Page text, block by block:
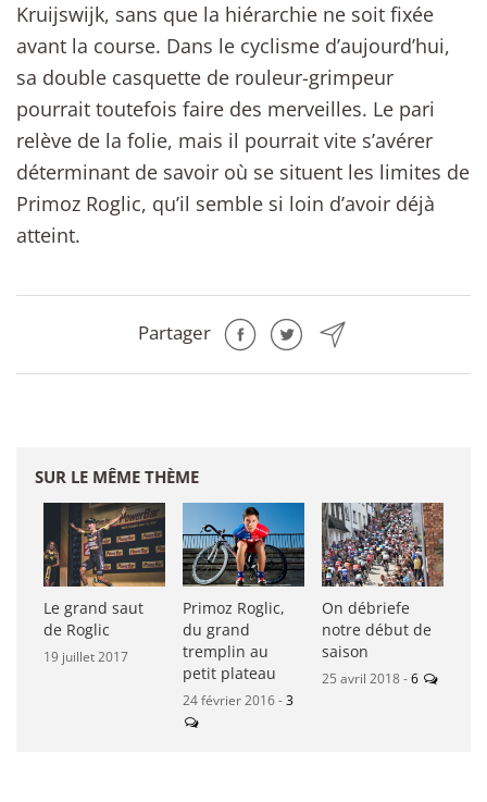
Kruijswijk, sans que la hiérarchie ne soit fixée
avant la course. Dans le cyclisme d’aujourd’hui,
sa double casquette de rouleur-grimpeur
pourrait toutefois faire des merveilles. Le pari
relève de la folie, mais il pourrait vite s’avérer
déterminant de savoir où se situent les limites de
Primoz Roglic, qu’il semble si loin d’avoir déjà
atteint.
Partager
SUR LE MÊME THÈME
Le grand saut
de Roglic
19 juillet 2017
Primoz Roglic,
du grand
tremplin au
petit plateau
24 février 2016 -3
On débriefe
notre début de
saison
25 avril 2018 -6